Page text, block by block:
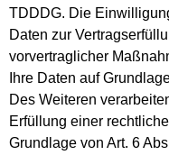
TDDDG. Die
Daten zur
vorvertraglicher
Ihre Daten auf
Des Weiteren
Erfüllung einer
Grundlage von Art. 6